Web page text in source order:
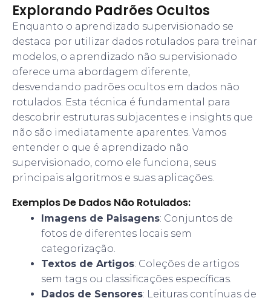
Explorando Padrões Ocultos
Enquanto o aprendizado supervisionado se
destaca por utilizar dados rotulados para treinar
modelos, o aprendizado não supervisionado
oferece uma abordagem diferente,
desvendando padrões ocultos em dados não
rotulados. Esta técnica é fundamental para
descobrir estruturas subjacentes e insights que
não são imediatamente aparentes. Vamos
entender o que é aprendizado não
supervisionado, como ele funciona, seus
principais algoritmos e suas aplicações.
Exemplos De Dados Não Rotulados:
Imagens de Paisagens: Conjuntos de
fotos de diferentes locais sem
categorização.
Textos de Artigos: Coleções de artigos
sem tags ou classificações específicas.
Dados de Sensores: Leituras contínuas de